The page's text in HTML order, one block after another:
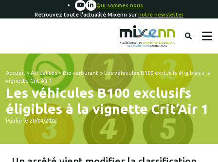
Qui sommes nous
Retrouvez toute l'actualité Mixenn surnotre newsletter
Accueil > Actualités>Bio-carburant > Les véhicules B100 exclusifs éligibles à la
vignette Crit’Air 1
Les véhicules B100 exclusifs
éligibles à la vignette Crit’Air 1
Publié le 20/04/2022